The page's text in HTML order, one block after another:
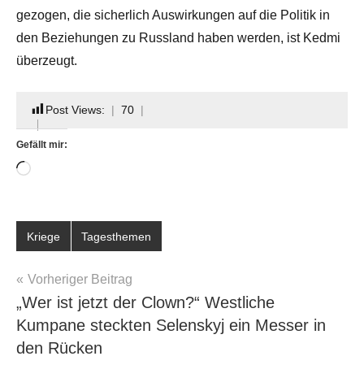
gezogen, die sicherlich Auswirkungen auf die Politik in
den Beziehungen zu Russland haben werden, ist Kedmi
überzeugt.
Post Views: 70
Gefällt mir:
Wird
Kriege Tagesthemen
Beitragsnavigation
Vorheriger Beitrag
„Wer ist jetzt der Clown?“ Westliche
Kumpane steckten Selenskyj ein Messer in
den Rücken